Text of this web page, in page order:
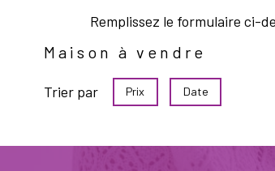
Remplissez le formulaire ci-
Maison à vendre
Trier par Prix Date